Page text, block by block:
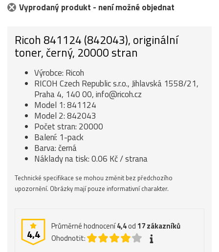
Vyprodaný produkt - není možné objednat
Ricoh 841124 (842043), originální
toner, černý, 20000 stran
Výrobce: Ricoh
RICOH Czech Republic s.r.o., Jihlavská 1558/21,
Praha 4, 140 00, info@ricoh.cz
Model 1: 841124
Model 2: 842043
Počet stran: 20000
Balení: 1-pack
Barva: černá
Náklady na tisk: 0.06 Kč / strana
Technické specifikace se mohou změnit bez předchozího
upozornění. Obrázky mají pouze informativní charakter.
4,4
Průměrné hodnocení4,4od 17zákazníků
Ohodnotit: